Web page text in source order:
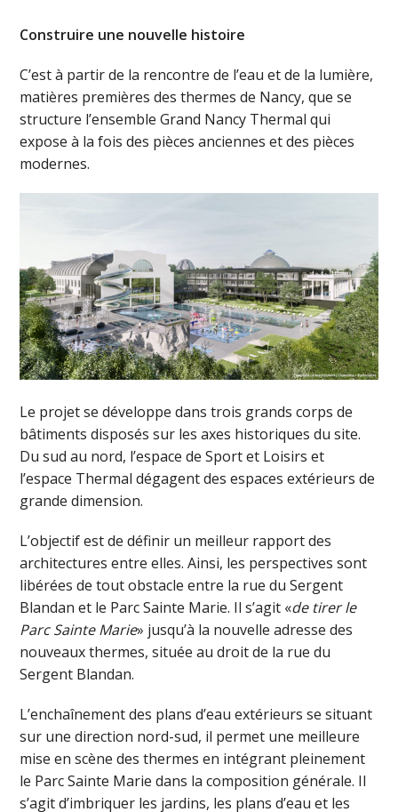
Construire une nouvelle histoire
C’est à partir de la rencontre de l’eau et de la lumière,
matières premières des thermes de Nancy, que se
structure l’ensemble Grand Nancy Thermal qui
expose à la fois des pièces anciennes et des pièces
modernes.
Le projet se développe dans trois grands corps de
bâtiments disposés sur les axes historiques du site.
Du sud au nord, l’espace de Sport et Loisirs et
l’espace Thermal dégagent des espaces extérieurs de
grande dimension.
L’objectif est de définir un meilleur rapport des
architectures entre elles. Ainsi, les perspectives sont
libérées de tout obstacle entre la rue du Sergent
Blandan et le Parc Sainte Marie. Il s’agit «de tirer le
Parc Sainte Marie» jusqu’à la nouvelle adresse des
nouveaux thermes, située au droit de la rue du
Sergent Blandan.
L’enchaînement des plans d’eau extérieurs se situant
sur une direction nord-sud, il permet une meilleure
mise en scène des thermes en intégrant pleinement
le Parc Sainte Marie dans la composition générale. Il
s’agit d’imbriquer les jardins, les plans d’eau et les